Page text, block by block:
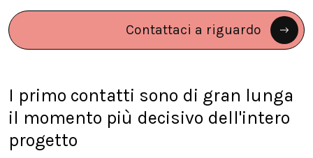
Contattaci a riguardo
I primo contatti sono di gran lunga
il momento più decisivo dell'intero
progetto